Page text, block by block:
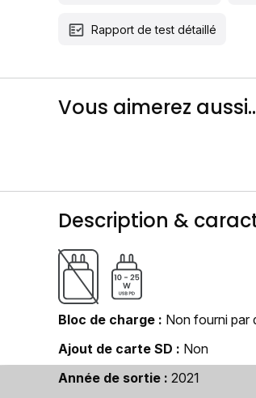
Rapport de test détaillé
Vous aimerez
Description &
Bloc de charge
Non fourni par
Ajout de carte SD
Non
Année de sortie
2021